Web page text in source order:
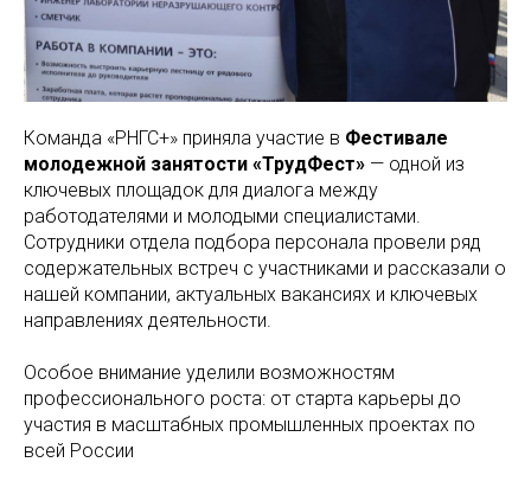
Команда «РНГС+» приняла участие в Фестивале
молодежной занятости «ТрудФест» — одной из
ключевых площадок для диалога между
работодателями и молодыми специалистами.
Сотрудники отдела подбора персонала провели ряд
содержательных встреч с участниками и рассказали о
нашей компании, актуальных вакансиях и ключевых
направлениях деятельности.
Особое внимание уделили возможностям
профессионального роста: от старта карьеры до
участия в масштабных промышленных проектах по
всей России